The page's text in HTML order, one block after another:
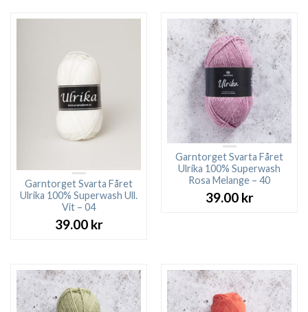
Garntorget Svarta Fåret
Ulrika 100% Superwash Ull.
Vit – 04
39.00 kr
Garntorget Svarta Fåret
Ulrika 100% Superwash
Rosa Melange – 40
39.00 kr